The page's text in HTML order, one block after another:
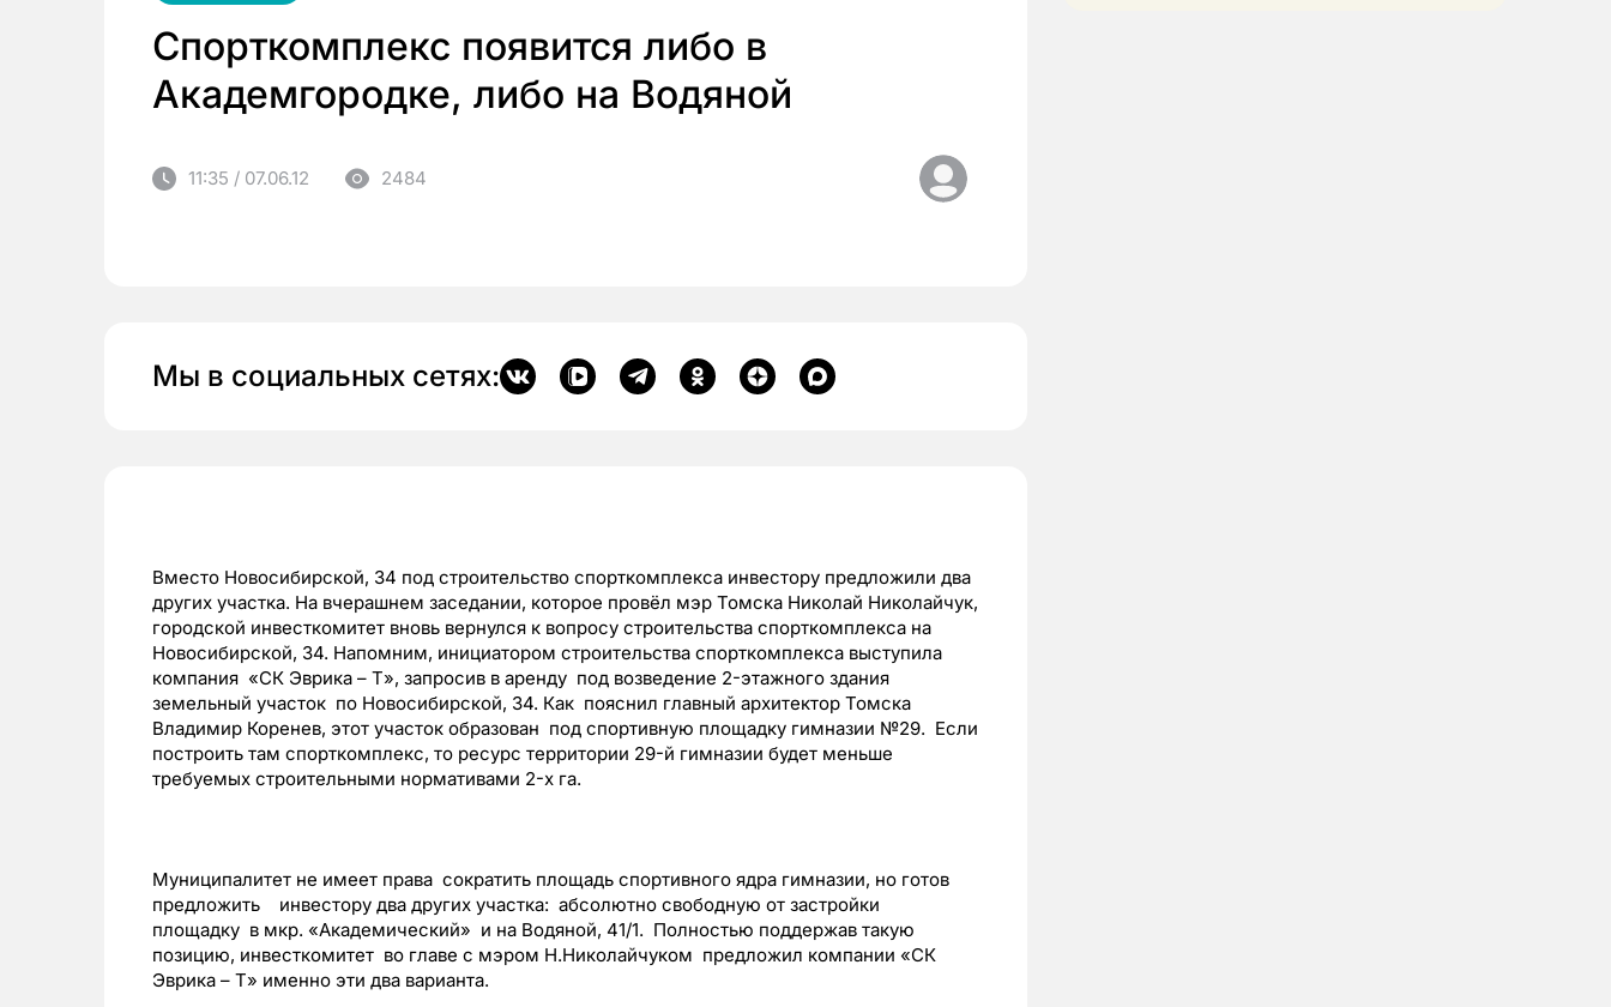
Спорткомплекс появится либо в
Академгородке, либо на Водяной
11:35 / 07.06.12 2484
Мы в социальных сетях:
Вместо Новосибирской, 34 под строительство спорткомплекса инвестору предложили два
других участка. На вчерашнем заседании, которое провёл мэр Томска Николай Николайчук,
городской инвесткомитет вновь вернулся к вопросу строительства спорткомплекса на
Новосибирской, 34. Напомним, инициатором строительства спорткомплекса выступила
компания «СК Эврика – Т», запросив в аренду под возведение 2-этажного здания
земельный участок по Новосибирской, 34. Как пояснил главный архитектор Томска
Владимир Коренев, этот участок образован под спортивную площадку гимназии №29. Если
построить там спорткомплекс, то ресурс территории 29-й гимназии будет меньше
требуемых строительными нормативами 2-х га.
Муниципалитет не имеет права сократить площадь спортивного ядра гимназии, но готов
предложить инвестору два других участка: абсолютно свободную от застройки
площадку в мкр. «Академический» и на Водяной, 41/1. Полностью поддержав такую
позицию, инвесткомитет во главе с мэром Н.Николайчуком предложил компании «СК
Эврика – Т» именно эти два варианта.